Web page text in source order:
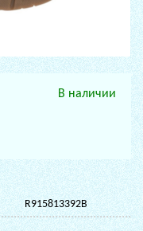
В наличии
R915813392B